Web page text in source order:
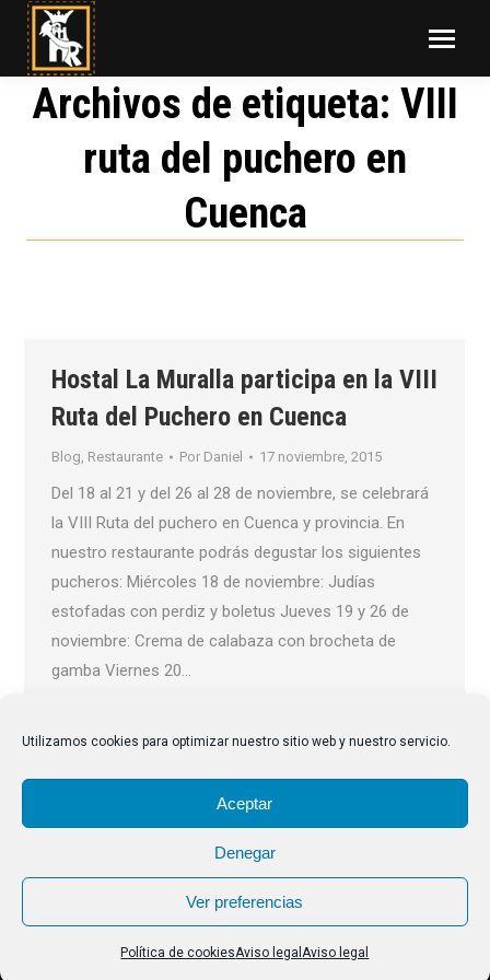
Utilizamos cookies para optimizar nuestro sitio web y nuestro servicio.
Aceptar
Denegar
Ver preferencias
Política de cookiesAviso legalAviso legal
Archivos de etiqueta: VIII
ruta del puchero en
Cuenca
Hostal La Muralla participa en la VIII
Ruta del Puchero en Cuenca
Blog, Restaurante Por Daniel 17 noviembre, 2015
Del 18 al 21 y del 26 al 28 de noviembre, se celebrará
la VIII Ruta del puchero en Cuenca y provincia. En
nuestro restaurante podrás degustar los siguientes
pucheros: Miércoles 18 de noviembre: Judías
estofadas con perdiz y boletus Jueves 19 y 26 de
noviembre: Crema de calabaza con brocheta de
gamba Viernes 20…
2026 La Muralla. Todos los derechos reservados.